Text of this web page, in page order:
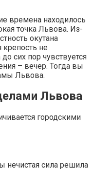
времена находилось
точка Львова. Из-
окутана
не
сих пор чувствуется
– вечер. Тогда вы
Львова.
Львова
городскими
нечистая сила решила